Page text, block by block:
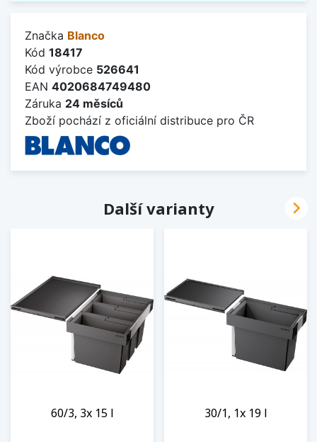
Značka Blanco
Kód 18417
Kód výrobce 526641
EAN 4020684749480
Záruka 24 měsíců
Zboží pochází z oficiální distribuce pro ČR
Další varianty
60/3, 3x 15 l 30/1, 1x 19 l
